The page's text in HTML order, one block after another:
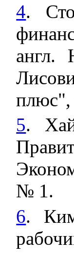
4.
плюс",
5.
№ 1.
6.